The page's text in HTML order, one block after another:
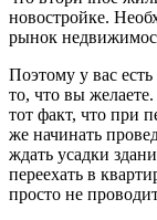
новостройке.
рынок
Поэтому у вас
то, что вы
тот факт, что при
же начинать
ждать усадки
переехать в
просто не